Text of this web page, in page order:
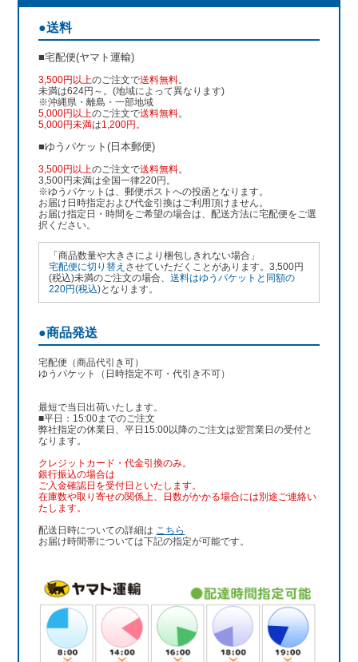
●送料
■宅配便(ヤマト運輸)
3,500円以上のご注文で送料無料。
未満は624円～。(地域によって異なります)
※沖縄県・離島・一部地域
5,000円以上のご注文で送料無料。
5,000円未満は1,200円 。
■ゆうパケット(日本郵便)
3,500円以上のご注文で送料無料。
3,500円未満は全国一律220円。
※ゆうパケットは、郵便ポストへの投函となります。
お届け日時指定および代金引換はご利用頂けません。
お届け指定日・時間をご希望の場合は、配送方法に宅配便をご選
択ください。
「商品数量や大きさにより梱包しきれない場合」
宅配便に切り替え させていただくことがあります。3,500円
(税込)未満のご注文の場合、送料はゆうパケットと同額の
220円(税込)となります。
●商品発送
宅配便（商品代引き可）
ゆうパケット（日時指定不可・代引き不可）
最短で当日出荷いたします。
■平日：15:00までのご注文
弊社指定の休業日、平日15:00以降のご注文は翌営業日の受付と
なります。
クレジットカード・代金引換のみ。
銀行振込の場合は
ご入金確認日を受付日といたします。
在庫数や取り寄せの関係上、日数がかかる場合には別途ご連絡い
たします。
配送日時についての詳細は こちら
お届け時間帯については下記の指定が可能です。